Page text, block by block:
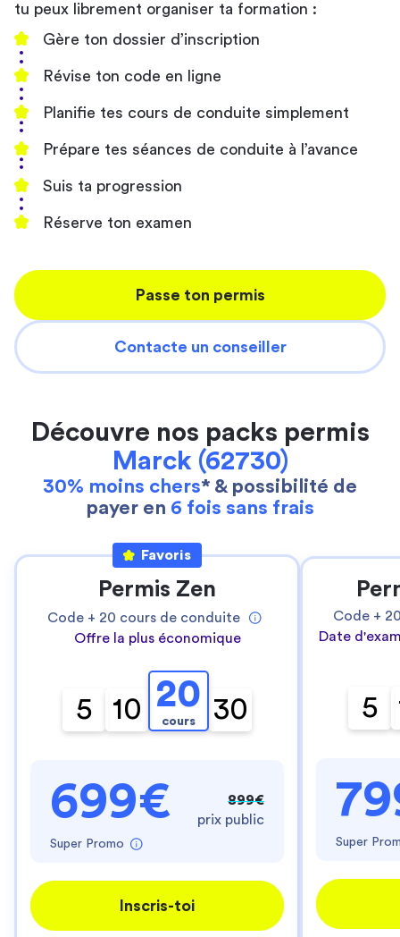
tu peux librement organiser ta formation :
Gère ton dossier d’inscription
Révise ton code en ligne
Planifie tes cours de conduite simplement
Prépare tes séances de conduite à l’avance
Suis ta progression
Réserve ton examen
Passe ton permis
Contacte un conseiller
Découvre nos packs permis
Marck (62730)
30% moins chers* & possibilité de
payer en 6 fois sans frais
Favoris
Permis Zen
Code + 20 cours de conduite
Offre la plus économique
5 10 20
cours 30
699€
Super Promo
899€
prix public
Inscris-toi
Code +
Date
5
Super